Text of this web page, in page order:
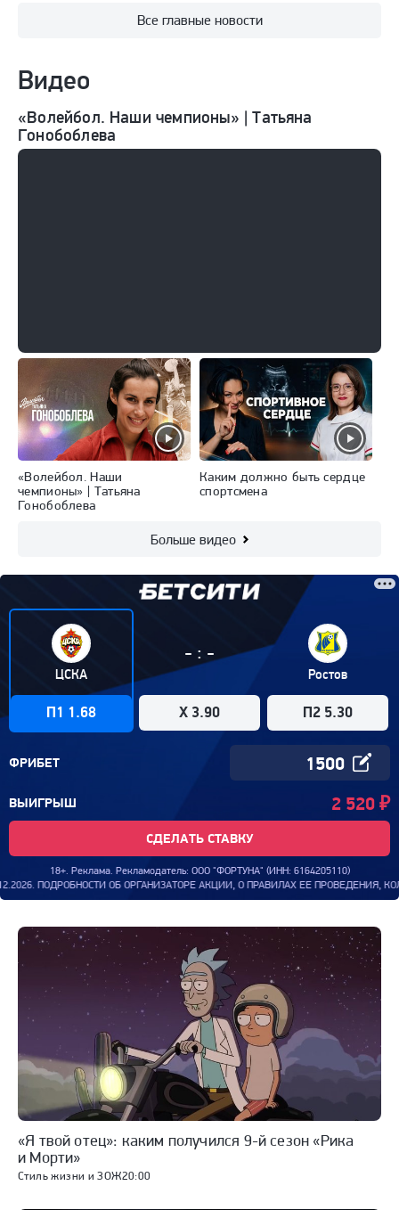
Все главные новости
Видео
«Волейбол. Наши чемпионы» | Татьяна
Гонобоблева
«Волейбол. Наши
чемпионы» | Татьяна
Гонобоблева
Каким должно быть сердце
спортсмена
Больше видео
ЦСКА
П1 1.68
- : -
X 3.90
Ростов
П2 5.30
ФРИБЕТ
ВЫИГРЫШ 2 520 ₽
СДЕЛАТЬ СТАВКУ
18+. Реклама. Рекламодатель: ООО "ФОРТУНА" (ИНН: 6164205110)
ЕЕ ПРОВЕДЕНИЯ, КОЛИЧЕСТВЕ ПРИЗОВ ИЛИ ВЫИГРЫШЕЙ,
Стиль жизни и ЗОЖ20:00
«Я твой отец»: каким получился 9-й сезон «Рика
и Морти»